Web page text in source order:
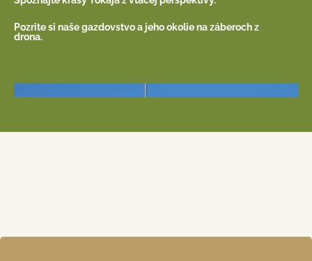
Pozrite si naše gazdovstvo a jeho okolie na záberoch z
drona.